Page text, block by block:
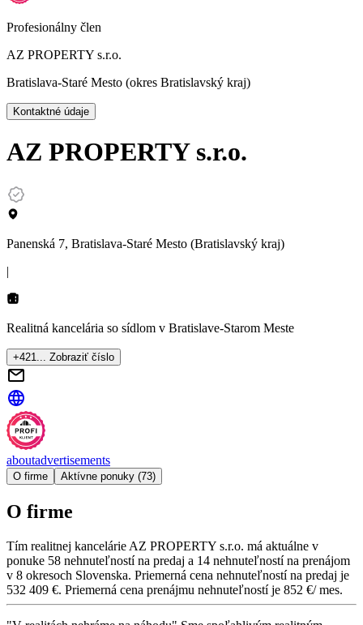
Profesionálny člen
AZ PROPERTY s.r.o.
Bratislava-Staré Mesto (okres Bratislavský kraj)
Kontaktné údaje
AZ PROPERTY s.r.o.
Panenská 7, Bratislava-Staré Mesto (Bratislavský kraj)
|
Realitná kancelária so sídlom v Bratislave-Starom Meste
+421... Zobraziť číslo
aboutadvertisements
O firme Aktívne ponuky (73)
O firme
Tím realitnej kancelárie AZ PROPERTY s.r.o. má aktuálne v
ponuke 58 nehnuteľnostína predaj a 14 nehnuteľnostína prenájom
v 8 okresoch Slovenska. Priemerná cena nehnuteľností na predaj je
532 409 €. Priemerná cena prenájmu nehnuteľností je 852 €/ mes.